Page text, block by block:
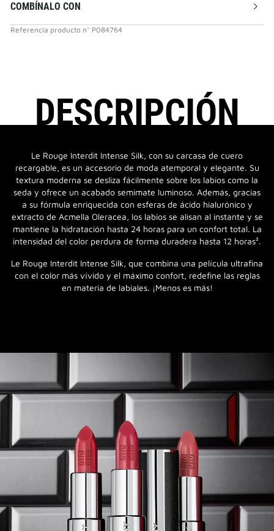
COMBÍNALO CON
Referencia producto n° P084764
DESCRIPCIÓN
Le Rouge Interdit Intense Silk, con su carcasa de cuero
recargable, es un accesorio de moda atemporal y elegante. Su
textura moderna se desliza fácilmente sobre los labios como la
seda y ofrece un acabado semimate luminoso. Además, gracias
a su fórmula enriquecida con esferas de ácido hialurónico y
extracto de Acmella Oleracea, los labios se alisan al instante y se
mantiene la hidratación hasta 24 horas para un confort total. La
intensidad del color perdura de forma duradera hasta 12 horas².
Le Rouge Interdit Intense Silk, que combina una película ultrafina
con el color más vívido y el máximo confort, redefine las reglas
en materia de labiales. ¡Menos es más!